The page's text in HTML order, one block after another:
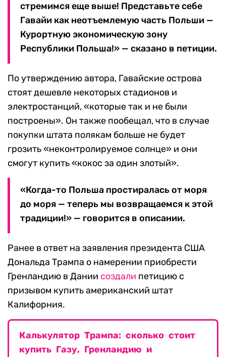
стремимся еще выше! Представьте себе
Гавайи как неотъемлемую часть Польши —
Курортную экономическую зону
Республики Польша!» — сказано в петиции.
По утверждению автора, Гавайские острова
стоят дешевле некоторых стадионов и
электростанций, «которые так и не были
построены». Он также пообещал, что в случае
покупки штата полякам больше не будет
грозить «неконтролируемое солнце» и они
смогут купить «кокос за один злотый».
«Когда-то Польша простиралась от моря
до моря — теперь мы возвращаемся к этой
традиции!» — говорится в описании.
Ранее в ответ на заявления президента США
Дональда Трампа о намерении приобрести
Гренландию в Дании создали петицию с
призывом купить американский штат
Калифорния.
Калькулятор Трампа: сколько стоит
купить Газу, Гренландию и